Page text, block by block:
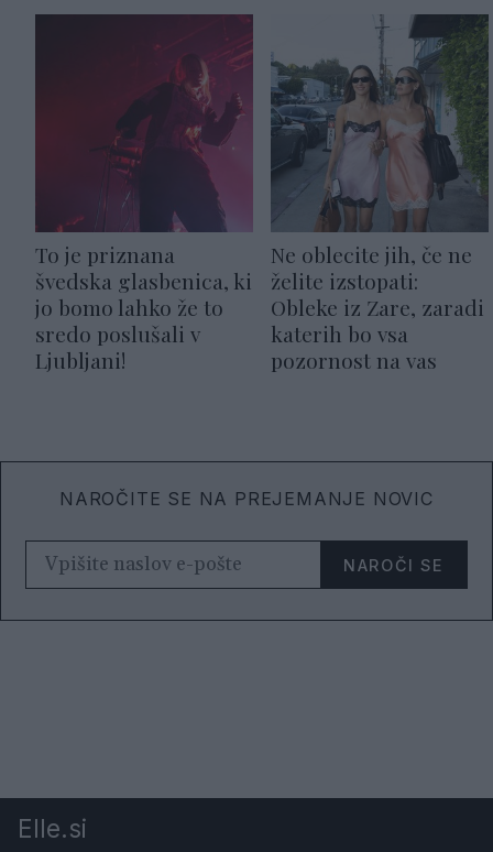
To je priznana
švedska glasbenica, ki
jo bomo lahko že to
sredo poslušali v
Ljubljani!
Ne oblecite jih, če ne
želite izstopati:
Obleke iz Zare, zaradi
katerih bo vsa
pozornost na vas
NAROČITE SE NA PREJEMANJE NOVIC
NAROČI SE
Elle.si